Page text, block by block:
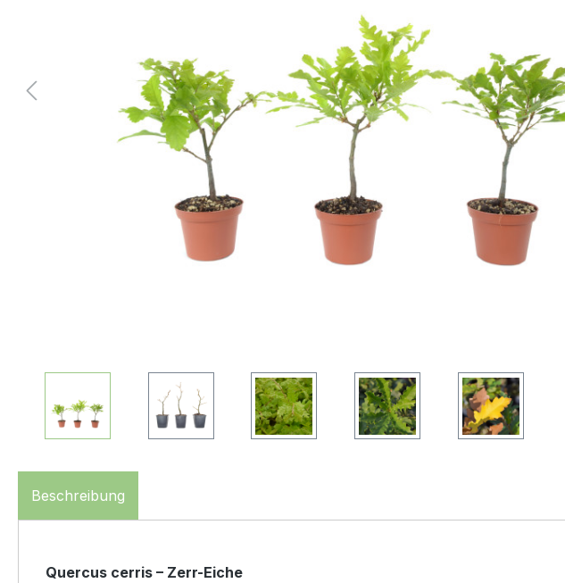
Beschreibung
Quercus cerris – Zerr-Eiche